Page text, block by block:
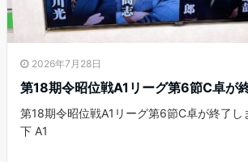
2026年7月28日
第18期令昭位戦A1リーグ第6節C卓が
第18期令昭位戦A1リーグ第6節C卓が終了し
下 A1